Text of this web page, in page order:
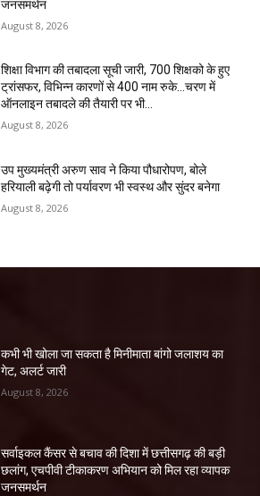
जनसमर्थन
August 8, 2026
शिक्षा विभाग की तबादला सूची जारी, 700 शिक्षको के हुए
ट्रांसफर, विभिन्न कारणों से 400 नाम रुके…चरण में
ऑनलाइन तबादले की तैयारी पर भी...
August 8, 2026
उप मुख्यमंत्री अरुण साव ने किया पौधारोपण, बोले
हरियाली बढ़ेगी तो पर्यावरण भी स्वस्थ और सुंदर बनेगा
August 8, 2026
कभी भी खोला जा सकता है मिनीमाता बांगो जलाशय का
गेट, अलर्ट जारी
August 8, 2026
सर्वाइकल कैंसर से बचाव की दिशा में छत्तीसगढ़ की बड़ी
छलांग, एचपीवी टीकाकरण अभियान को मिल रहा व्यापक
जनसमर्थन